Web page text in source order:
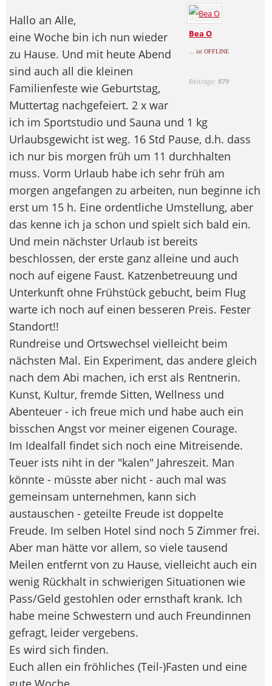
Bea O
... ist OFFLINE
Beiträge:879
Hallo an Alle,
eine Woche bin ich nun wieder
zu Hause. Und mit heute Abend
sind auch all die kleinen
Familienfeste wie Geburtstag,
Muttertag nachgefeiert. 2 x war
ich im Sportstudio und Sauna und 1 kg
Urlaubsgewicht ist weg. 16 Std Pause, d.h. dass
ich nur bis morgen früh um 11 durchhalten
muss. Vorm Urlaub habe ich sehr früh am
morgen angefangen zu arbeiten, nun beginne ich
erst um 15 h. Eine ordentliche Umstellung, aber
das kenne ich ja schon und spielt sich bald ein.
Und mein nächster Urlaub ist bereits
beschlossen, der erste ganz alleine und auch
noch auf eigene Faust. Katzenbetreuung und
Unterkunft ohne Frühstück gebucht, beim Flug
warte ich noch auf einen besseren Preis. Fester
Standort!!
Rundreise und Ortswechsel vielleicht beim
nächsten Mal. Ein Experiment, das andere gleich
nach dem Abi machen, ich erst als Rentnerin.
Kunst, Kultur, fremde Sitten, Wellness und
Abenteuer - ich freue mich und habe auch ein
bisschen Angst vor meiner eigenen Courage.
Im Idealfall findet sich noch eine Mitreisende.
Teuer ists niht in der "kalen" Jahreszeit. Man
könnte - müsste aber nicht - auch mal was
gemeinsam unternehmen, kann sich
austauschen - geteilte Freude ist doppelte
Freude. Im selben Hotel sind noch 5 Zimmer frei.
Aber man hätte vor allem, so viele tausend
Meilen entfernt von zu Hause, vielleicht auch ein
wenig Rückhalt in schwierigen Situationen wie
Pass/Geld gestohlen oder ernsthaft krank. Ich
habe meine Schwestern und auch Freundinnen
gefragt, leider vergebens.
Es wird sich finden.
Euch allen ein fröhliches (Teil-)Fasten und eine